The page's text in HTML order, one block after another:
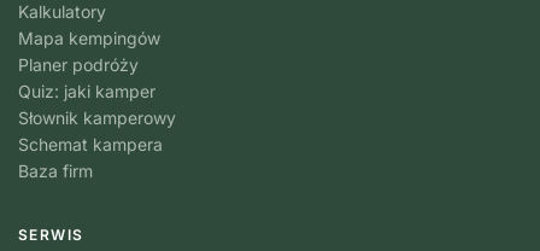
Kalkulatory
Mapa kempingów
Planer podróży
Quiz: jaki kamper
Słownik kamperowy
Schemat kampera
Baza firm
SERWIS